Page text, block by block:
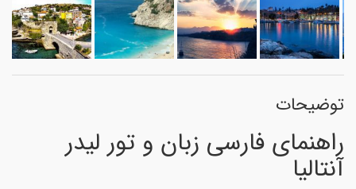
توضیحات
راهنمای فارسی زبان و تور لیدر
آنتالیا